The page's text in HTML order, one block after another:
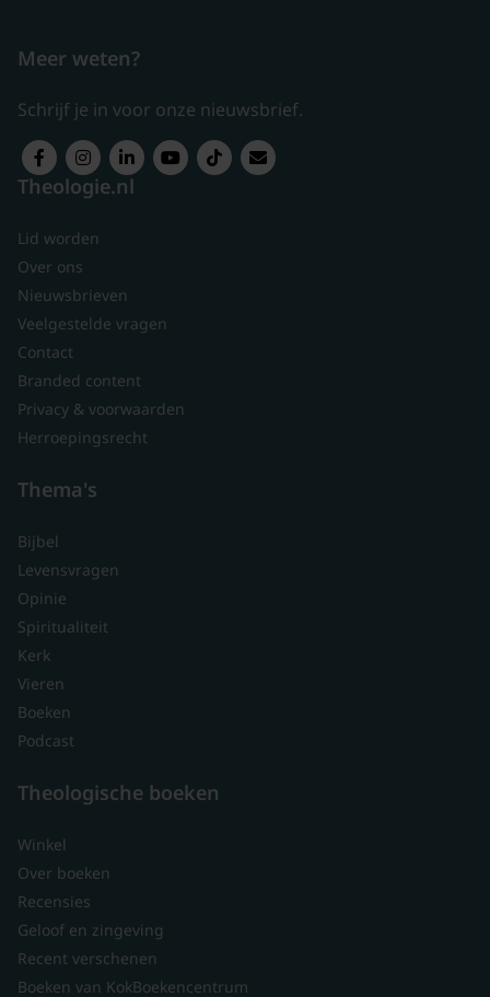
Meer weten?
Schrijf je in voor onze nieuwsbrief.
Theologie.nl
Lid worden
Over ons
Nieuwsbrieven
Veelgestelde vragen
Contact
Branded content
Privacy & voorwaarden
Herroepingsrecht
Thema's
Bijbel
Levensvragen
Opinie
Spiritualiteit
Kerk
Vieren
Boeken
Podcast
Theologische boeken
Winkel
Over boeken
Recensies
Geloof en zingeving
Recent verschenen
Boeken van KokBoekencentrum